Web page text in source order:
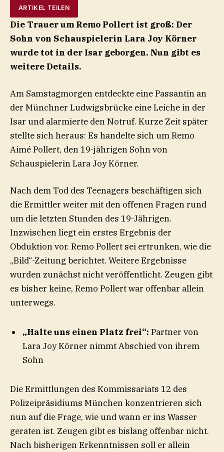
ARTIKEL TEILEN
Die Trauer um Remo Pollert ist groß: Der
Sohn von Schauspielerin Lara Joy Körner
wurde tot in der Isar geborgen. Nun gibt es
weitere Details.
Am Samstagmorgen entdeckte eine Passantin an
der Münchner Ludwigsbrücke eine Leiche in der
Isar und alarmierte den Notruf. Kurze Zeit später
stellte sich heraus: Es handelte sich um Remo
Aimé Pollert, den 19-jährigen Sohn von
Schauspielerin Lara Joy Körner.
Nach dem Tod des Teenagers beschäftigen sich
die Ermittler weiter mit den offenen Fragen rund
um die letzten Stunden des 19-Jährigen.
Inzwischen liegt ein erstes Ergebnis der
Obduktion vor. Remo Pollert sei ertrunken, wie die
„Bild“-Zeitung berichtet. Weitere Ergebnisse
wurden zunächst nicht veröffentlicht. Zeugen gibt
es bisher keine, Remo Pollert war offenbar allein
unterwegs.
„Halte uns einen Platz frei“: Partner von
Lara Joy Körner nimmt Abschied von ihrem
Sohn
Die Ermittlungen des Kommissariats 12 des
Polizeipräsidiums München konzentrieren sich
nun auf die Frage, wie und wann er ins Wasser
geraten ist. Zeugen gibt es bislang offenbar nicht.
Nach bisherigen Erkenntnissen soll er allein